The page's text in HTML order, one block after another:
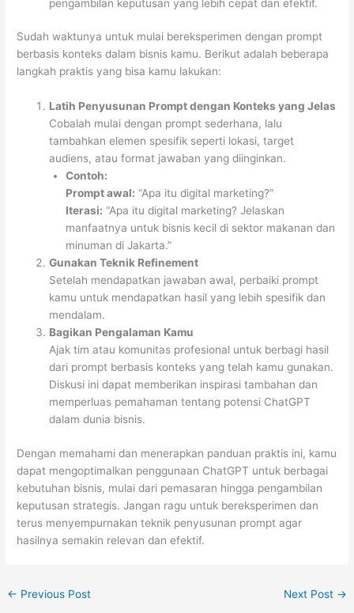
pengambilan keputusan yang lebih cepat dan efektif.
Sudah waktunya untuk mulai bereksperimen dengan prompt
berbasis konteks dalam bisnis kamu. Berikut adalah beberapa
langkah praktis yang bisa kamu lakukan:
Latih Penyusunan Prompt dengan Konteks yang Jelas
Cobalah mulai dengan prompt sederhana, lalu
tambahkan elemen spesifik seperti lokasi, target
audiens, atau format jawaban yang diinginkan.
Contoh:
Prompt awal: “Apa itu digital marketing?”
Iterasi: “Apa itu digital marketing? Jelaskan
manfaatnya untuk bisnis kecil di sektor makanan dan
minuman di Jakarta.”
Gunakan Teknik Refinement
Setelah mendapatkan jawaban awal, perbaiki prompt
kamu untuk mendapatkan hasil yang lebih spesifik dan
mendalam.
Bagikan Pengalaman Kamu
Ajak tim atau komunitas profesional untuk berbagi hasil
dari prompt berbasis konteks yang telah kamu gunakan.
Diskusi ini dapat memberikan inspirasi tambahan dan
memperluas pemahaman tentang potensi ChatGPT
dalam dunia bisnis.
Dengan memahami dan menerapkan panduan praktis ini, kamu
dapat mengoptimalkan penggunaan ChatGPT untuk berbagai
kebutuhan bisnis, mulai dari pemasaran hingga pengambilan
keputusan strategis. Jangan ragu untuk bereksperimen dan
terus menyempurnakan teknik penyusunan prompt agar
hasilnya semakin relevan dan efektif.
← Previous Post Next Post →